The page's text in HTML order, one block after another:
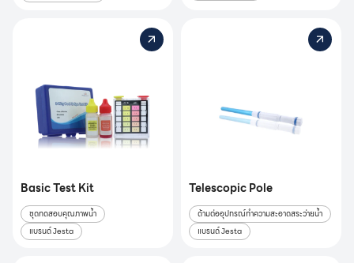
Basic Test Kit
ชุดทดสอบคุณภาพน้ำ
แบรนด์ Jesta
Telescopic Pole
ด้ามต่ออุปกรณ์ทำความสะอาดสระว่ายน้ำ
แบรนด์ Jesta